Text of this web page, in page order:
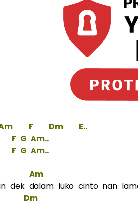
F Dm E..
F G Am..
F G Am..
Am
dek dalam luko cinto nan
Dm